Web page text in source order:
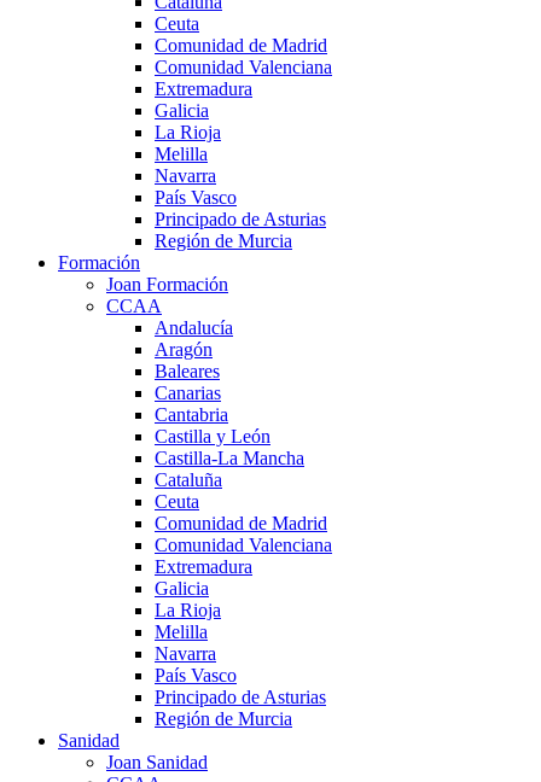
Ceuta
Comunidad de Madrid
Comunidad Valenciana
Extremadura
Galicia
La Rioja
Melilla
Navarra
País Vasco
Principado de Asturias
Región de Murcia
Formación
Joan Formación
CCAA
Andalucía
Aragón
Baleares
Canarias
Cantabria
Castilla y León
Castilla-La Mancha
Cataluña
Ceuta
Comunidad de Madrid
Comunidad Valenciana
Extremadura
Galicia
La Rioja
Melilla
Navarra
País Vasco
Principado de Asturias
Región de Murcia
Sanidad
Joan Sanidad